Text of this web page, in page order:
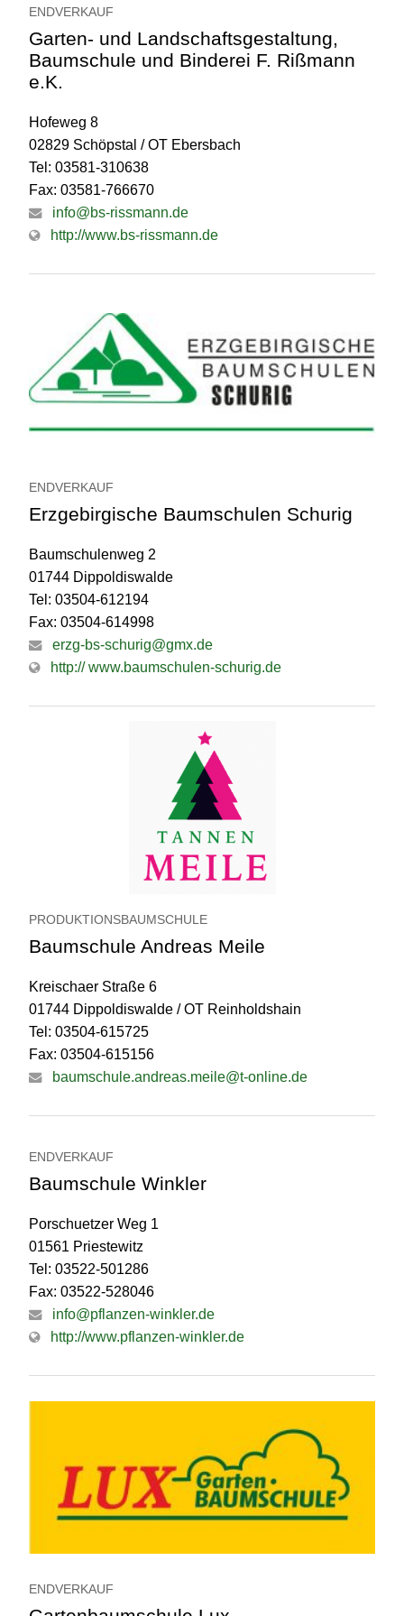
ENDVERKAUF
Garten- und Landschaftsgestaltung,
Baumschule und Binderei F. Rißmann
e.K.
Hofeweg 8
02829 Schöpstal / OT Ebersbach
Tel: 03581-310638
Fax: 03581-766670
info@bs-rissmann.de
http://www.bs-rissmann.de
ENDVERKAUF
Erzgebirgische Baumschulen Schurig
Baumschulenweg 2
01744 Dippoldiswalde
Tel: 03504-612194
Fax: 03504-614998
erzg-bs-schurig@gmx.de
http:// www.baumschulen-schurig.de
PRODUKTIONSBAUMSCHULE
Baumschule Andreas Meile
Kreischaer Straße 6
01744 Dippoldiswalde / OT Reinholdshain
Tel: 03504-615725
Fax: 03504-615156
baumschule.andreas.meile@t-online.de
ENDVERKAUF
Baumschule Winkler
Porschuetzer Weg 1
01561 Priestewitz
Tel: 03522-501286
Fax: 03522-528046
info@pflanzen-winkler.de
http://www.pflanzen-winkler.de
ENDVERKAUF